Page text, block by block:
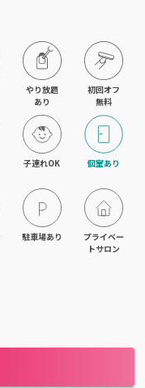
やり放題
あり
初回オフ
無料
子連れOK 個室あり
駐車場あり
プライベー
トサロン